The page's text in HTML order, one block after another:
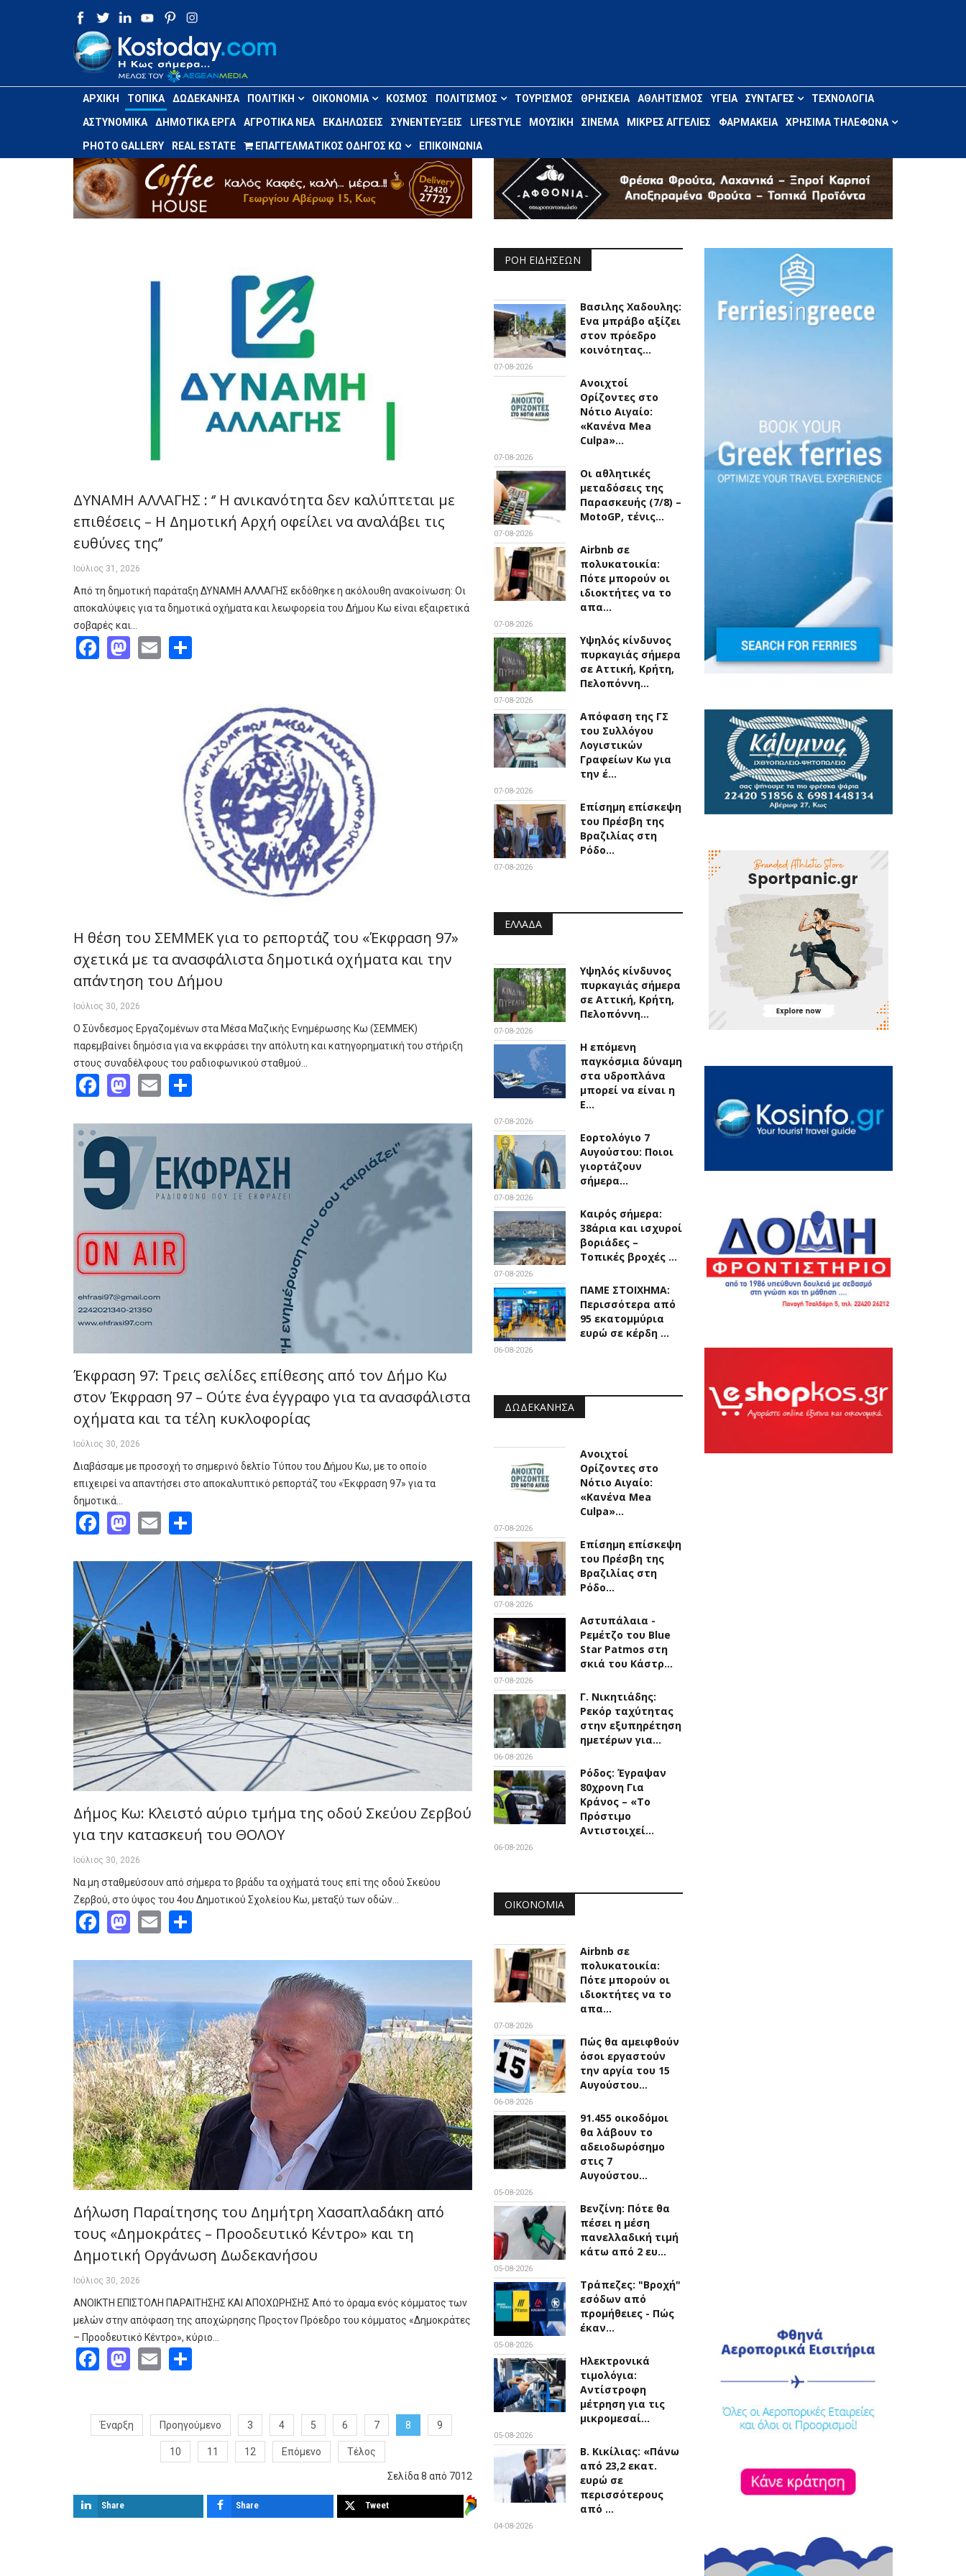
ΑΡΧΙΚΉ ΤΟΠΙΚΆ ΔΩΔΕΚΆΝΗΣΑ ΠΟΛΙΤΙΚΉ ΟΙΚΟΝΟΜΊΑ ΚΌΣΜΟΣ ΠΟΛΙΤΙΣΜΌΣ ΤΟΥΡΙΣΜΌΣ ΘΡΗΣΚΕΊΑ ΑΘΛΗΤΙΣΜΌΣ ΥΓΕΊΑ ΣΥΝΤΑΓΈΣ ΤΕΧΝΟΛΟΓΊΑ
ΑΣΤΥΝΟΜΙΚΆ ΔΗΜΟΤΙΚΆ ΈΡΓΑ ΑΓΡΟΤΙΚΆ ΝΈΑ ΕΚΔΗΛΏΣΕΙΣ ΣΥΝΕΝΤΕΎΞΕΙΣ LIFESTYLE ΜΟΥΣΙΚΉ ΣΙΝΕΜΆ ΜΙΚΡΈΣ ΑΓΓΕΛΊΕΣ ΦΑΡΜΑΚΕΊΑ ΧΡΉΣΙΜΑ ΤΗΛΈΦΩΝΑ
PHOTO GALLERY REAL ESTATE ΕΠΑΓΓΕΛΜΑΤΙΚΌΣ ΟΔΗΓΌΣ ΚΩ ΕΠΙΚΟΙΝΩΝΊΑ
ΔΥΝΑΜΗ ΑΛΛΑΓΗΣ : ‘’ Η ανικανότητα δεν καλύπτεται με
επιθέσεις – Η Δημοτική Αρχή οφείλει να αναλάβει τις
ευθύνες της’’
Ιούλιος 31, 2026
Από τη δημοτική παράταξη ΔΥΝΑΜΗ ΑΛΛΑΓΗΣ εκδόθηκε η ακόλουθη ανακοίνωση: Οι
αποκαλύψεις για τα δημοτικά οχήματα και λεωφορεία του Δήμου Κω είναι εξαιρετικά
σοβαρές και…
Facebook
Mastodon
Email
Η θέση του ΣΕΜΜΕΚ για το ρεπορτάζ του «Έκφραση 97»
σχετικά με τα ανασφάλιστα δημοτικά οχήματα και την
απάντηση του Δήμου
Ιούλιος 30, 2026
Ο Σύνδεσμος Εργαζομένων στα Μέσα Μαζικής Ενημέρωσης Κω (ΣΕΜΜΕΚ)
παρεμβαίνει δημόσια για να εκφράσει την απόλυτη και κατηγορηματική του στήριξη
στους συναδέλφους του ραδιοφωνικού σταθμού…
Facebook
Mastodon
Email
Έκφραση 97: Τρεις σελίδες επίθεσης από τον Δήμο Κω
στον Έκφραση 97 – Ούτε ένα έγγραφο για τα ανασφάλιστα
οχήματα και τα τέλη κυκλοφορίας
Ιούλιος 30, 2026
Διαβάσαμε με προσοχή το σημερινό δελτίο Τύπου του Δήμου Κω, με το οποίο
επιχειρεί να απαντήσει στο αποκαλυπτικό ρεπορτάζ του «Έκφραση 97» για τα
δημοτικά…
Facebook
Mastodon
Email
Δήμος Κω: Κλειστό αύριο τμήμα της οδού Σκεύου Ζερβού
για την κατασκευή του ΘΟΛΟΥ
Ιούλιος 30, 2026
Να μη σταθμεύσουν από σήμερα το βράδυ τα οχήματά τους επί της οδού Σκεύου
Ζερβού, στο ύψος του 4ου Δημοτικού Σχολείου Κω, μεταξύ των οδών…
Facebook
Mastodon
Email
Δήλωση Παραίτησης του Δημήτρη Χασαπλαδάκη από
τους «Δημοκράτες – Προοδευτικό Κέντρο» και τη
Δημοτική Οργάνωση Δωδεκανήσου
Ιούλιος 30, 2026
ΑΝΟΙΚΤΗ ΕΠΙΣΤΟΛΗ ΠΑΡΑΙΤΗΣΗΣ ΚΑΙ ΑΠΟΧΩΡΗΣΗΣ Από το όραμα ενός κόμματος των
μελών στην απόφαση της αποχώρησης Προςτον Πρόεδρο του κόμματος «Δημοκράτες
– Προοδευτικό Κέντρο», κύριο…
Facebook
Mastodon
Email
Έναρξη Προηγούμενο 3 4 5 6 7 8 9
10 11 12 Επόμενο Τέλος
Σελίδα 8 από 7012
Share Share Tweet
ΡΟΉ ΕΙΔΉΣΕΩΝ
Βασιλης Χαδουλης:
Ενα μπράβο αξίζει
στον πρόεδρο
κοινότητας…
07-08-2026
Ανοιχτοί
Ορίζοντες στο
Νότιο Αιγαίο:
«Κανένα Mea
Culpa»…
07-08-2026
Οι αθλητικές
μεταδόσεις της
Παρασκευής (7/8) –
MotoGP, τένις…
07-08-2026
Airbnb σε
πολυκατοικία:
Πότε μπορούν οι
ιδιοκτήτες να το
απα…
07-08-2026
Υψηλός κίνδυνος
πυρκαγιάς σήμερα
σε Αττική, Κρήτη,
Πελοπόννη…
07-08-2026
Απόφαση της ΓΣ
του Συλλόγου
Λογιστικών
Γραφείων Κω για
την έ…
07-08-2026
Επίσημη επίσκεψη
του Πρέσβη της
Βραζιλίας στη
Ρόδο…
07-08-2026
ΕΛΛΆΔΑ
Υψηλός κίνδυνος
πυρκαγιάς σήμερα
σε Αττική, Κρήτη,
Πελοπόννη…
07-08-2026
Η επόμενη
παγκόσμια δύναμη
στα υδροπλάνα
μπορεί να είναι η
Ε…
07-08-2026
Εορτολόγιο 7
Αυγούστου: Ποιοι
γιορτάζουν
σήμερα…
07-08-2026
Καιρός σήμερα:
38άρια και ισχυροί
βοριάδες –
Τοπικές βροχές …
07-08-2026
ΠΑΜΕ ΣΤΟΙΧΗΜΑ:
Περισσότερα από
95 εκατομμύρια
ευρώ σε κέρδη …
06-08-2026
ΔΩΔΕΚΆΝΗΣΑ
Ανοιχτοί
Ορίζοντες στο
Νότιο Αιγαίο:
«Κανένα Mea
Culpa»…
07-08-2026
Επίσημη επίσκεψη
του Πρέσβη της
Βραζιλίας στη
Ρόδο…
07-08-2026
Αστυπάλαια -
Ρεμέτζο του Blue
Star Patmos στη
σκιά του Κάστρ…
07-08-2026
Γ. Νικητιάδης:
Ρεκόρ ταχύτητας
στην εξυπηρέτηση
ημετέρων για…
06-08-2026
Ρόδος: Έγραψαν
80χρονη Για
Κράνος – «Το
Πρόστιμο
Αντιστοιχεί…
06-08-2026
ΟΙΚΟΝΟΜΊΑ
Airbnb σε
πολυκατοικία:
Πότε μπορούν οι
ιδιοκτήτες να το
απα…
07-08-2026
Πώς θα αμειφθούν
όσοι εργαστούν
την αργία του 15
Αυγούστου…
06-08-2026
91.455 οικοδόμοι
θα λάβουν το
αδειοδωρόσημο
στις 7
Αυγούστου…
05-08-2026
Βενζίνη: Πότε θα
πέσει η μέση
πανελλαδική τιμή
κάτω από 2 ευ…
05-08-2026
Τράπεζες: "Βροχή"
εσόδων από
προμήθειες - Πώς
έκαν…
05-08-2026
Ηλεκτρονικά
τιμολόγια:
Αντίστροφη
μέτρηση για τις
μικρομεσαί…
05-08-2026
Β. Κικίλιας: «Πάνω
από 23,2 εκατ.
ευρώ σε
περισσότερους
από …
04-08-2026